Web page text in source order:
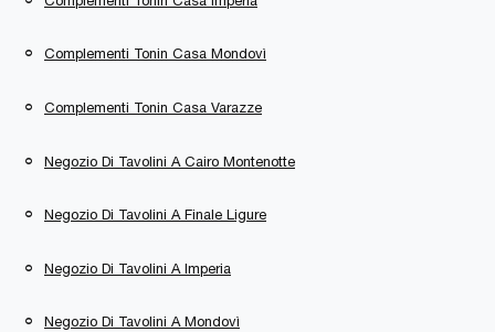
Complementi Tonin Casa Mondovì
Complementi Tonin Casa Varazze
Negozio Di Tavolini A Cairo Montenotte
Negozio Di Tavolini A Finale Ligure
Negozio Di Tavolini A Imperia
Negozio Di Tavolini A Mondovì